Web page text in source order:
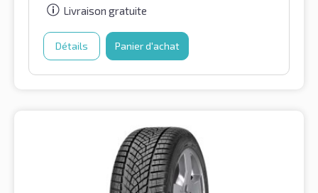
Livraison gratuite
Détails Panier d'achat